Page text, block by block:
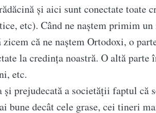
și aici sunt conectate toate
etc). Când ne naștem primim
zicem că ne naștem Ortodoxi, o
la credința noastră. O altă parte
etc.
a societății faptul că
bune decât cele grase, cei tineri